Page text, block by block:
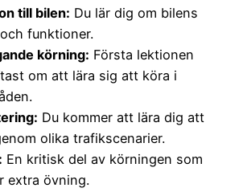
till bilen: Du lär dig om bilens
funktioner.
körning: Första lektionen
om att lära sig att köra i
Du kommer att lära dig att
olika trafikscenarier.
En kritisk del av körningen som
extra övning.